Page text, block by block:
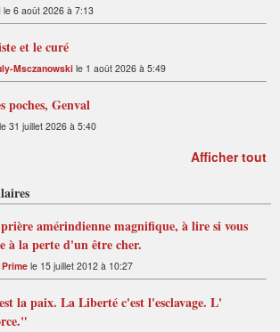
le 6 août 2026 à 7:13
et le curé
Msczanowski le 1 août 2026 à 5:49
poches, Genval
le 31 juillet 2026 à 5:40
Afficher tout
amérindienne magnifique, à lire si vous
à la perte d'un être cher.
le 15 juillet 2012 à 10:27
la paix. La Liberté c'est l'esclavage. L'